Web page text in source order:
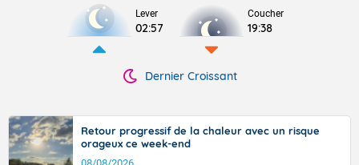
Lever
02:57
Coucher
19:38
Dernier Croissant
Retour progressif de la chaleur avec un risque
orageux ce week-end